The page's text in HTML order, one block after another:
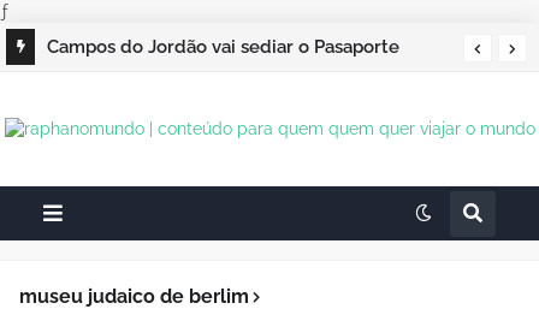
ƒ
Campos do Jordão vai sediar o Pasaporte
museu judaico de berlim